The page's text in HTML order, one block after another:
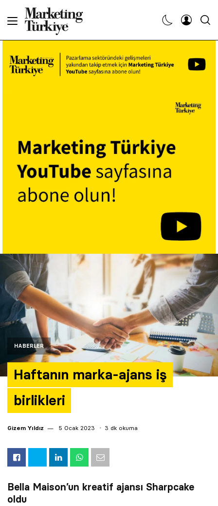
HABERLER
Haftanın marka-ajans iş
birlikleri
Gizem Yıldız 5 Ocak 2023 3 dk okuma
Bella Maison’un kreatif ajansı Sharpcake
oldu
Haberler
Etkinlikler
Söyleşiler
Kariyer
Araştırma